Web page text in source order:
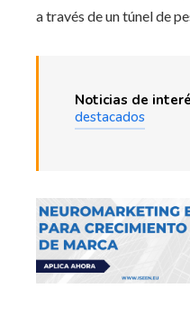
a través de un túnel de
Noticias de
destacados